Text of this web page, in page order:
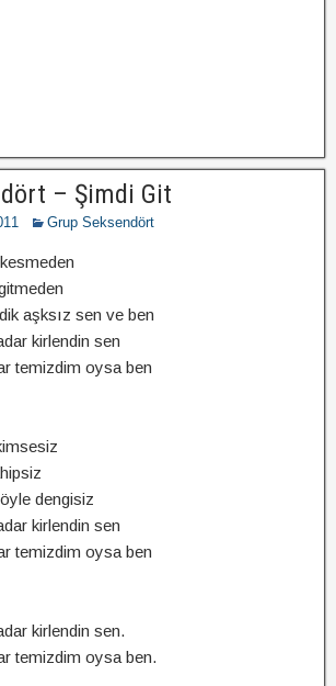
– Şimdi Git
Grup Seksendört
aşksız sen ve ben
kirlendin sen
temizdim oysa ben
dengisiz
kirlendin sen
temizdim oysa ben
kirlendin sen.
temizdim oysa ben.